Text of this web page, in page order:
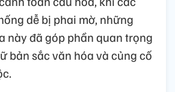
dễ bị phai mờ, những
này đã góp phần quan trọng
bản sắc văn hóa và củng cố